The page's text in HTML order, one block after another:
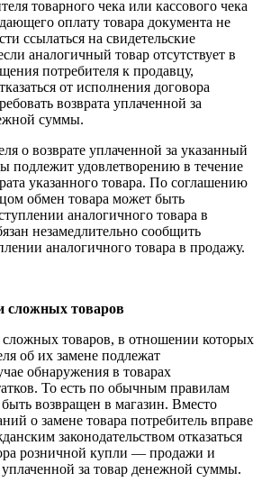
товарного чека или кассового чека
оплату товара документа не
ссылаться на свидетельские
аналогичный товар отсутствует в
потребителя к продавцу,
от исполнения договора
возврата уплаченной за
суммы.
о возврате уплаченной за указанный
подлежит удовлетворению в течение
указанного товара. По соглашению
обмен товара может быть
аналогичного товара в
незамедлительно сообщить
аналогичного товара в продажу.
сложных товаров
сложных товаров, в отношении которых
об их замене подлежат
обнаружения в товарах
То есть по обычным правилам
возвращен в магазин. Вместо
о замене товара потребитель вправе
законодательством отказаться
розничной купли — продажи и
уплаченной за товар денежной суммы.